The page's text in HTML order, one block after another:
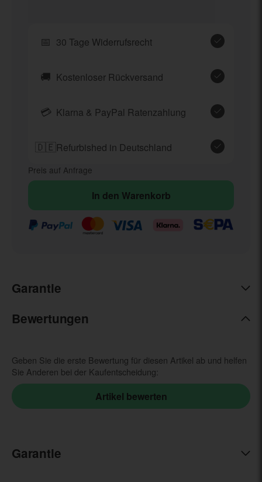
📅 30 Tage Widerrufsrecht
🚚 Kostenloser Rückversand
💳 Klarna & PayPal Ratenzahlung
🇩🇪Refurbished in Deutschland
Preis auf Anfrage
In den Warenkorb
Garantie
Bewertungen
Geben Sie die erste Bewertung für diesen Artikel ab und helfen
Sie Anderen bei der Kaufentscheidung:
Garantie